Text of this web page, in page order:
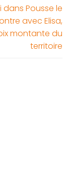
dans Pousse le
avec Elisa,
montante du
territoire